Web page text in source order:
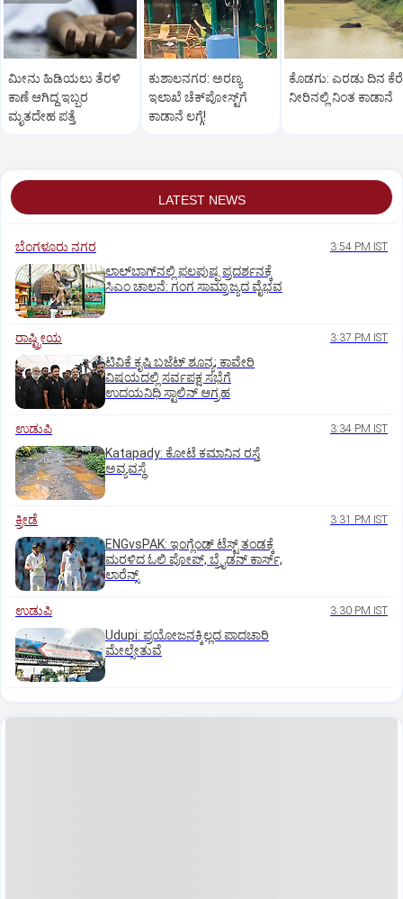
ಮೀನು ಹಿಡಿಯಲು ತೆರಳಿ
ಕಾಣೆ ಆಗಿದ್ದ ಇಬ್ಬರ
ಮೃತದೇಹ ಪತ್ತೆ
ಕುಶಾಲನಗರ: ಅರಣ್ಯ
ಇಲಾಖೆ ಚೆಕ್‌ಪೋಸ್ಟ್‌ಗೆ
ಕಾಡಾನೆ ಲಗ್ಗೆ!
ಕೊಡಗು: ಎರಡು ದಿನ ಕೆರೆ
ನೀರಿನಲ್ಲಿ ನಿಂತ ಕಾಡಾನೆ
LATEST NEWS
ಬೆಂಗಳೂರು ನಗರ 3:54 PM IST
ಲಾಲ್‌ಬಾಗ್‌ನಲ್ಲಿ ಫಲಪುಷ್ಪ ಪ್ರದರ್ಶನಕ್ಕೆ
ಸಿಎಂ ಚಾಲನೆ: ಗಂಗ ಸಾಮ್ರಾಜ್ಯದ ವೈಭವ
ರಾಷ್ಟ್ರೀಯ 3:37 PM IST
ಟಿವಿಕೆ ಕೃಷಿ ಬಜೆಟ್ ಶೂನ್ಯ; ಕಾವೇರಿ
ವಿಷಯದಲ್ಲಿ ಸರ್ವಪಕ್ಷ ಸಭೆಗೆ
ಉದಯನಿಧಿ ಸ್ಟಾಲಿನ್ ಆಗ್ರಹ
ಉಡುಪಿ 3:34 PM IST
Katapady: ಕೋಟೆ ಕಮಾನಿನ ರಸ್ತೆ
ಅವ್ಯವಸ್ಥೆ
ಕ್ರೀಡೆ 3:31 PM IST
ENGvsPAK: ಇಂಗ್ಲೆಂಡ್‌ ಟೆಸ್ಟ್‌ ತಂಡಕ್ಕೆ
ಮರಳಿದ ಓಲಿ ಪೋಪ್, ಬ್ರೈಡನ್ ಕಾರ್ಸ್,
ಲಾರೆನ್ಸ್
ಉಡುಪಿ 3:30 PM IST
Udupi: ಪ್ರಯೋಜನಕ್ಕಿಲ್ಲದ ಪಾದಚಾರಿ
ಮೇಲ್ಸೇತುವೆ